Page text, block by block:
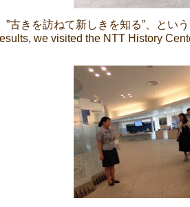
”古きを訪ねて新しきを知る” 、とい
we visited the NTT History